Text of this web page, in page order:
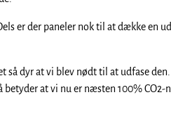
er der paneler nok til at dække en
så dyr at vi blev nødt til at udfase
at vi nu er næsten 100%